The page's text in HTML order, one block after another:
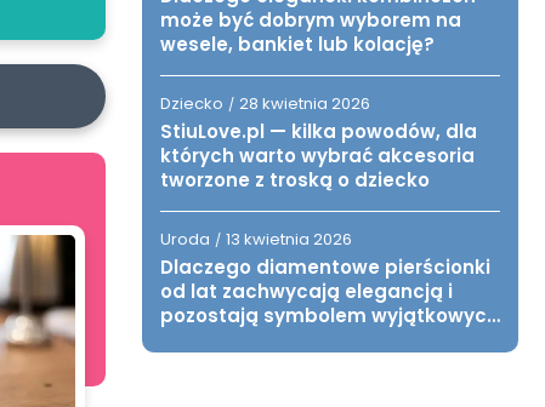
może być dobrym wyborem na
wesele, bankiet lub kolację?
Dziecko / 28 kwietnia 2026
StiuLove.pl — kilka powodów, dla
których warto wybrać akcesoria
tworzone z troską o dziecko
Uroda / 13 kwietnia 2026
Dlaczego diamentowe pierścionki
od lat zachwycają elegancją i
pozostają symbolem wyjątkowych